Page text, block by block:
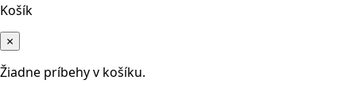
Košík
×
Žiadne príbehy v košíku.